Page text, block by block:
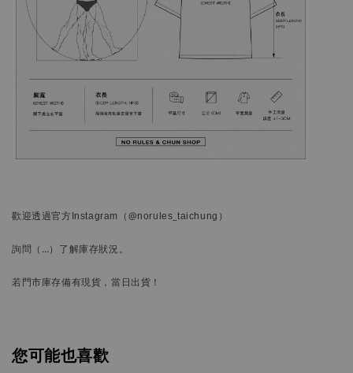
歡迎透過官方Instagram （@norules_taichung）
詢問 （…） 了解庫存狀況。
若門市庫存備有現貨，當日出貨！
您可能也喜歡